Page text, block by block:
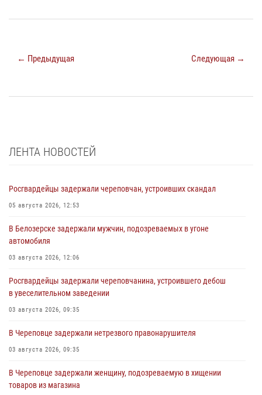
← Предыдущая Следующая →
ЛЕНТА НОВОСТЕЙ
Росгвардейцы задержали череповчан, устроивших скандал
05 августа 2026, 12:53
В Белозерске задержали мужчин, подозреваемых в угоне
автомобиля
03 августа 2026, 12:06
Росгвардейцы задержали череповчанина, устроившего дебош
в увеселительном заведении
03 августа 2026, 09:35
В Череповце задержали нетрезвого правонарушителя
03 августа 2026, 09:35
В Череповце задержали женщину, подозреваемую в хищении
товаров из магазина